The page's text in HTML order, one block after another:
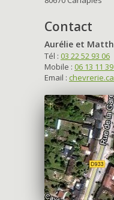
Contact
Aurélie et
Tél : 03 22 52 93 06
Mobile : 06 13 11
Email :